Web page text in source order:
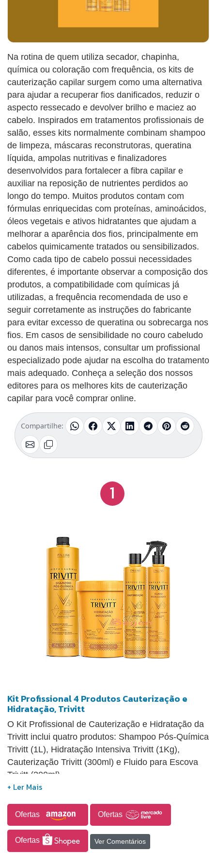
Na rotina de quem utiliza secador, chapinha,
química ou coloração com frequência, os kits de
cauterização capilar surgem como uma alternativa
para ajudar a recuperar fios danificados, reduzir o
aspecto ressecado e devolver brilho e maciez ao
cabelo. Inspirados em tratamentos profissionais de
salão, esses kits normalmente combinam shampoo
de limpeza, máscaras reconstrutoras, queratina
líquida, ampolas nutritivas e finalizadores
desenvolvidos para fortalecer a fibra capilar e
auxiliar na reposição de nutrientes perdidos ao
longo do tempo. Muitos produtos contam com
fórmulas enriquecidas com proteínas, aminoácidos,
óleos vegetais e ativos hidratantes que ajudam a
melhorar a aparência dos fios, principalmente em
cabelos quimicamente tratados ou sensibilizados.
Como cada tipo de cabelo possui necessidades
diferentes, é importante observar a composição dos
produtos, a compatibilidade com químicas já
utilizadas, a frequência recomendada de uso e
seguir corretamente as instruções do fabricante
para evitar excesso de queratina ou sobrecarga nos
fios. Em casos de sensibilidade no couro cabeludo
ou danos mais intensos, consultar um profissional
especializado pode ajudar na escolha do tratamento
mais adequado. Conheça a seleção dos nossos
editores para os melhores kits de cauterização
capilar para você comprar online.
Compartilhe:
1
Kit Profissional 4 Produtos Cauterização e
Hidratação, Trivitt
O Kit Profissional de Cauterização e Hidratação da
Trivitt inclui quatro produtos: Shampoo Pós-Química
Trivitt (1L), Hidratação Intensiva Trivitt (1Kg),
Cauterização Trivitt (300ml) e Fluido para Escova
Trivitt (300ml).
Ofertas Ofertas
Ofertas Ver Comentários